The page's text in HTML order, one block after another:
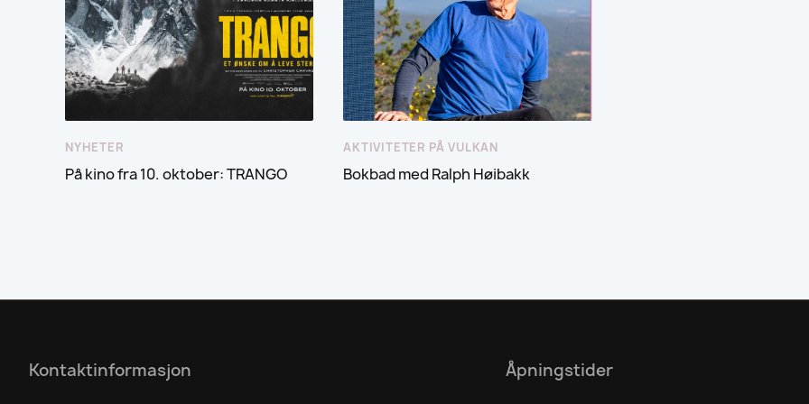
NYHETER
På kino fra 10. oktober: TRANGO
AKTIVITETER PÅ VULKAN
Bokbad med Ralph Høibakk
Kontaktinformasjon Åpningstider